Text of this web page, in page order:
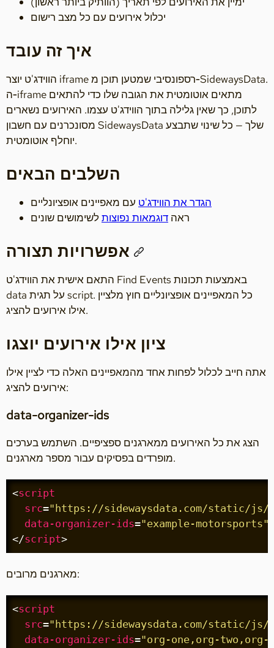
יכלול אירועים עם כל מצב רישום
איך זה עובד
הווידג'ט יוצר iframe רספונסיבי שמטען תוכן מ‑SidewaysData.
ה‑iframe מתאים אוטומטית את הגובה שלו כדי להתאים
לתוכן, כך שאין גלילה בתוך הווידג'ט עצמו. האירועים נשארים
מסונכרנים עם חשבון SidewaysData שלך — כל שינוי שתבצע
יוחלף אוטומטית.
השלבים הבאים
הגדר את הווידג'ט עם מאפיינים אופציונליים
ראה דוגמאות נפוצותלשימושים שונים
התאם אישית את הווידג'ט Find Events באמצעות תכונות
data על תגית script. כל המאפיינים אופציונליים חוץ מלציין
אילו אירועים להציג.
ציון אילו אירועים יוצגו
אתה חייב לכלול לפחות אחד מהמאפיינים האלה כדי לציין אילו
אירועים להציג:
data-organizer-ids
הצג את כל האירועים ממארגנים ספציפיים. השתמש בערכים
מופרדים בפסיקים עבור מספר מארגנים.
<script
src="https://sidewaysdata.com/static/js/
data-organizer-ids="example-motorsports"
</script>
מארגנים מרובים:
<script
src="https://sidewaysdata.com/static/js/
data-organizer-ids="org-one,org-two,org-